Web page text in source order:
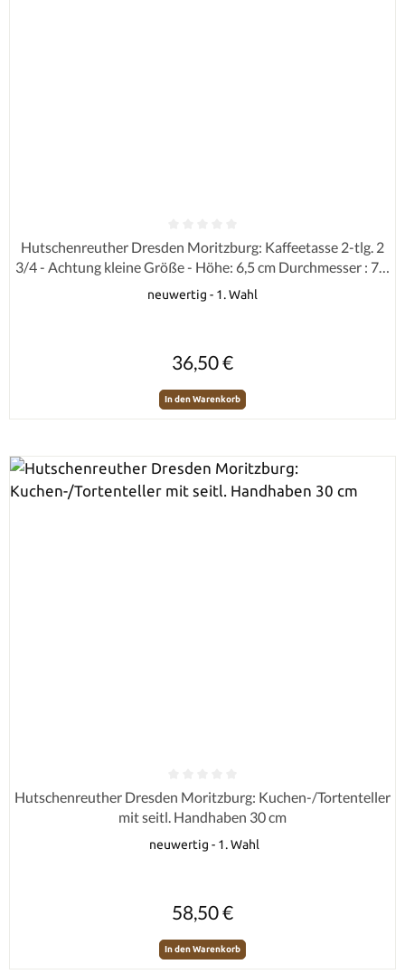
Durchschnittliche Bewertung von 0 von 5 Sternen
Hutschenreuther Dresden Moritzburg: Kaffeetasse 2-tlg. 2
3/4 - Achtung kleine Größe - Höhe: 6,5 cm Durchmesser : 7,2
cm
neuwertig - 1. Wahl
36,50 €
In den Warenkorb
Durchschnittliche Bewertung von 0 von 5 Sternen
Hutschenreuther Dresden Moritzburg: Kuchen-/Tortenteller
mit seitl. Handhaben 30 cm
neuwertig - 1. Wahl
58,50 €
In den Warenkorb